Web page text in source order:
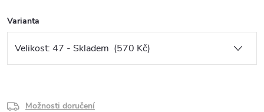
Varianta
Možnosti doručení